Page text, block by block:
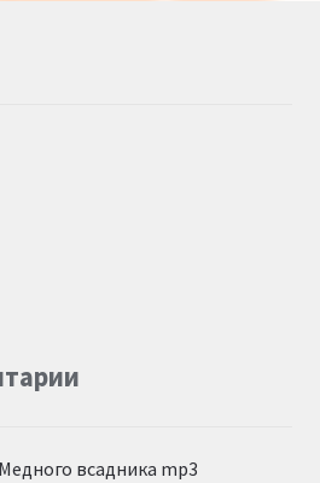
всадника mp3